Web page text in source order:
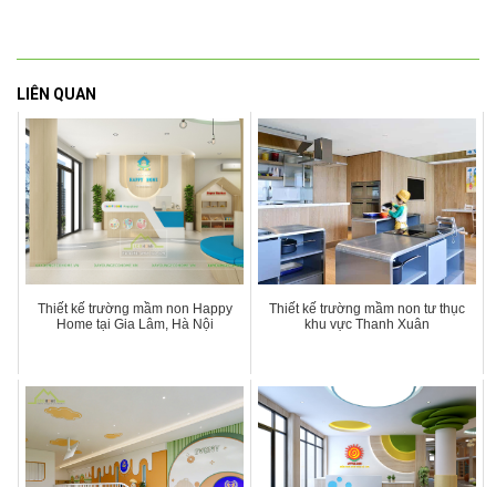
LIÊN QUAN
Thiết kế trường mầm non Happy
Home tại Gia Lâm, Hà Nội
Thiết kế trường mầm non tư thục
khu vực Thanh Xuân